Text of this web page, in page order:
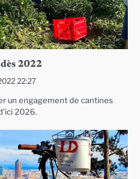
2022
22:27
un engagement de cantines
2026.